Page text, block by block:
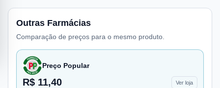
Outras Farmácias
Comparação de preços para o mesmo produto.
Preço Popular
R$ 11,40 Ver loja